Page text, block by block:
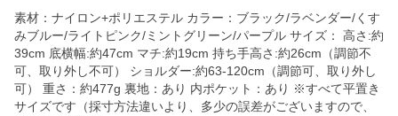
素材：ナイロン+ポリエステル カラー：ブラック/ラベンダー/くす
みブルー/ライトピンク/ミントグリーン/パープル サイズ： 高さ:約
39cm 底横幅:約47cm マチ:約19cm 持ち手高さ:約26cm（調節不
可、取り外し不可） ショルダー:約63-120cm（調節可、取り外し
可） 重さ：約477g 裏地：あり 内ポケット：あり ※すべて平置き
サイズです（採寸方法違いより、多少の誤差がございますので、